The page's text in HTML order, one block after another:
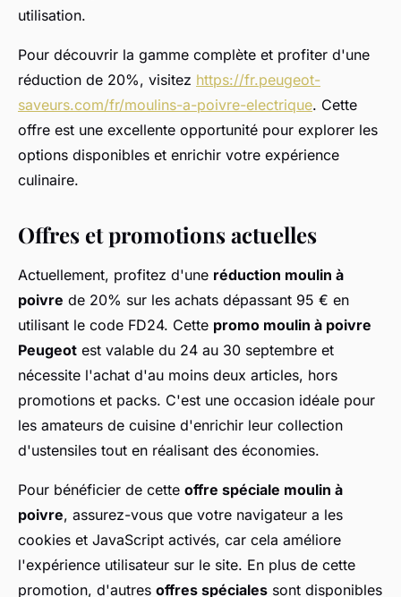
utilisation.
Pour découvrir la gamme complète et profiter d'une
réduction de 20%, visitez https://fr.peugeot-
saveurs.com/fr/moulins-a-poivre-electrique. Cette
offre est une excellente opportunité pour explorer les
options disponibles et enrichir votre expérience
culinaire.
Offres et promotions actuelles
Actuellement, profitez d'une réduction moulin à
poivre de 20% sur les achats dépassant 95 € en
utilisant le code FD24. Cette promo moulin à poivre
Peugeot est valable du 24 au 30 septembre et
nécessite l'achat d'au moins deux articles, hors
promotions et packs. C'est une occasion idéale pour
les amateurs de cuisine d'enrichir leur collection
d'ustensiles tout en réalisant des économies.
Pour bénéficier de cette offre spéciale moulin à
poivre, assurez-vous que votre navigateur a les
cookies et JavaScript activés, car cela améliore
l'expérience utilisateur sur le site. En plus de cette
promotion, d'autres offres spéciales sont disponibles